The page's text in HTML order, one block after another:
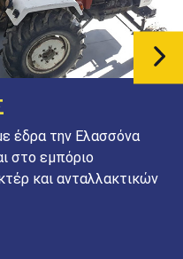
έδρα την Ελασσόνα
στο εμπόριο
και ανταλλακτικών